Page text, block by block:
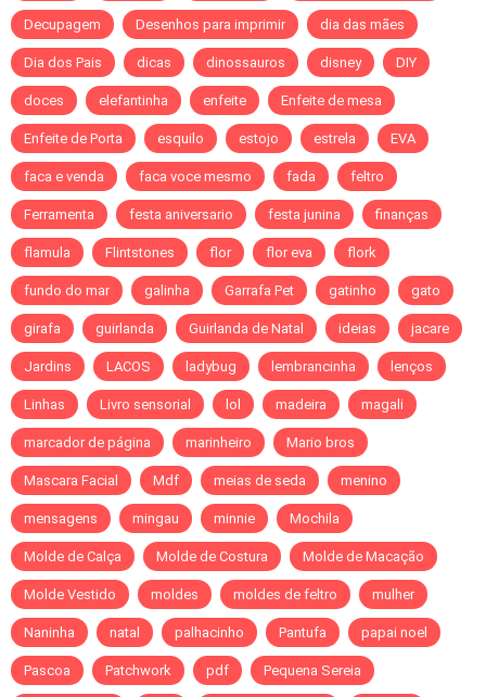
Decupagem Desenhos para imprimir dia das mães
Dia dos Pais dicas dinossauros disney DIY
doces elefantinha enfeite Enfeite de mesa
Enfeite de Porta esquilo estojo estrela EVA
faca e venda faca voce mesmo fada feltro
Ferramenta festa aniversario festa junina finanças
flamula Flintstones flor flor eva flork
fundo do mar galinha Garrafa Pet gatinho gato
girafa guirlanda Guirlanda de Natal ideias jacare
Jardins LACOS ladybug lembrancinha lenços
Linhas Livro sensorial lol madeira magali
marcador de página marinheiro Mario bros
Mascara Facial Mdf meias de seda menino
mensagens mingau minnie Mochila
Molde de Calça Molde de Costura Molde de Macação
Molde Vestido moldes moldes de feltro mulher
Naninha natal palhacinho Pantufa papai noel
Pascoa Patchwork pdf Pequena Sereia